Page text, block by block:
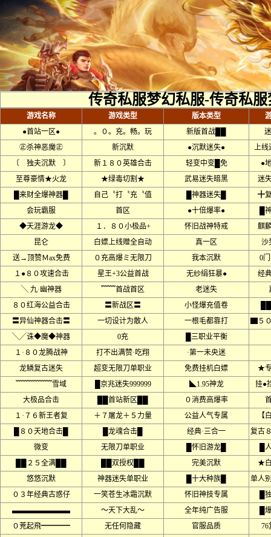
传奇私服梦幻私服-传奇私
游戏名称 游戏类型 版本类型
●首站一区●
。０。充。畅。玩 新版首战██
㊣杀神恶魔㊣
新沉默 ●沉默迷失●
上线
〔 独夫沉默 〕
新１８０英雄合击 轻变中变█免
●
至尊豪情★火龙
★绿毒切割★ 武易迷失暗黑
迷
█来财全爆神器█
自己〝打〝充〝值 █神器迷失█
╋
会玩霸服
首区 ●十倍爆率●
█
◆天涯游龙◆
１．８０小极品+ 怀旧战神特戒
麒
昆仑
白嫖上线赠全自动 真一区
沙
送→顶赞Ｍax免费
０充高爆ミ无限刀 我本沉默
0
１●８０攻速合击
星王+3公益首战 无纱绢狂暴●
经
╲ 九·幽神器
﹌﹌首战首区 老迷失
８０红海公益合击
〓新战区〓 小怪爆充值卷
〓异仙神器合击〓
一切设计为散人 一根毛都靠打
▇５
╲╱诛◆魔◆神器
0充
█三职业平衡
１·８０龙腾战神
打不出满赞·吃翔
·第一未央迷
龙鳞复古迷失
超变无限刀单职业 免费挂机白嫖
★
﹌﹌﹌﹌﹌雪域
█京兆迷失999999 ◣1.95神龙
挂●
大极品合击
██首站新区██ ０消费高爆率
１·７６新王者复
＋７屠龙＋５力量 公益人气专属
【
█８０天地合击█
█龙魂合击█ 经典·三合一
复古
微变
无限刀单职业 █怀旧游龙█
█
██２５全满██
██双授权██ 完美沉默
★
悠悠沉默
神器迷失单职业 █十大种族█
单人
０３年经典古惑仔
一笑苍生冰霜沉默 怀旧神技专属
█
▃▃▃▃▃▃▃▃
～天下大乱～ 全年纯广告服
█
０茺起飛━━━━
无任何隐藏 官服品质
76